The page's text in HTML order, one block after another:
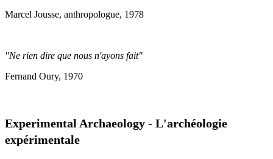
Marcel Jousse, anthropologue, 1978
"Ne rien dire que nous n'ayons fait"
Fernand Oury, 1970
Experimental Archaeology - L'archéologie
expérimentale